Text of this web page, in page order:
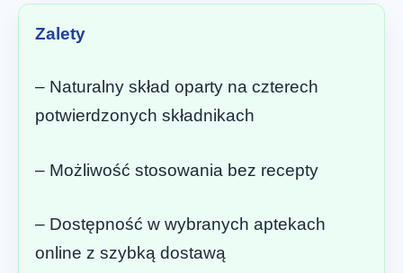
Zalety
– Naturalny skład oparty na czterech
potwierdzonych składnikach
– Możliwość stosowania bez recepty
– Dostępność w wybranych aptekach
online z szybką dostawą